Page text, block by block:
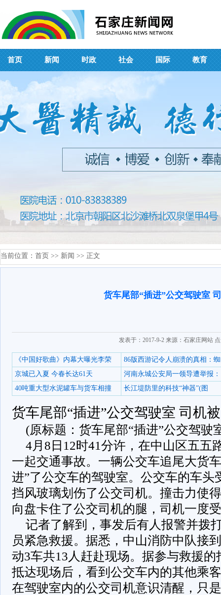
首页 新闻 时政 社会 国际 教育
当前位置： 首页 >> 新闻 >> 正文
货车尾部“插进”公交驾驶室
发表于：2017-9-2 来源：石家庄网站
《中国好歌曲》内幕大曝光李荣
86版西游记令人崩溃的真相：蜘
京城已入夏 今春长达61天
河南永城公安局一领导遭举报：
40吨重大型水泥罐车与货车相撞
长江堤防里的科技“神器”(图
货车尾部“插进”公交驾驶室 司机
(原标题：货车尾部“插进”公交驾驶
4月8日12时41分许，在中山区五五
一起交通事故。一辆公交车追尾大货
进”了公交车的驾驶室。公交车的车头
挡风玻璃划伤了公交司机。撞击力使
向盘卡住了公交司机的腿，司机一度
记者了解到，事发后有人报警并拨
员紧急救援。据悉，中山消防中队接
动3车共13人赶赴现场。据参与救援
抵达现场后，看到公交车内的其他乘
在驾驶室内的公交司机意识清醒，只